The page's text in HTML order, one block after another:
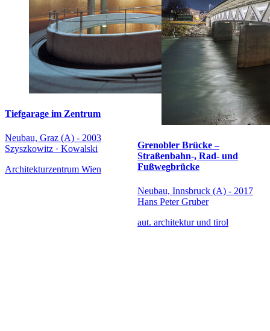
Tiefgarage im Zentrum
Neubau, Graz (A) - 2003
Szyszkowitz · Kowalski
Architekturzentrum Wien
Grenobler Brücke –
Straßenbahn-, Rad- und
Fußwegbrücke
Neubau, Innsbruck (A) - 2017
Hans Peter Gruber
aut. architektur und tirol